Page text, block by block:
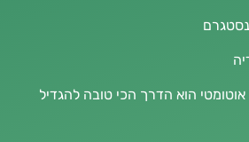
הוא הדרך הכי טובה להגדיל